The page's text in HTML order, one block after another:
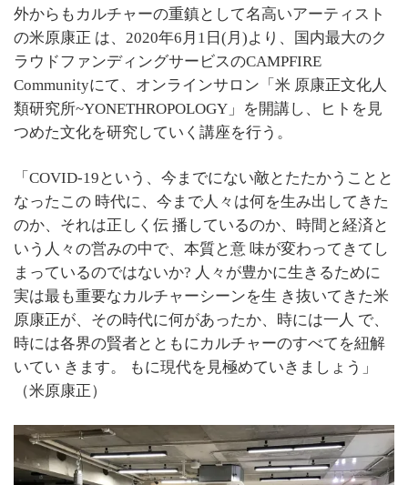
外からもカルチャーの重鎮として名高いアーティスト
の米原康正 は、2020年6月1日(月)より、国内最大のク
ラウドファンディングサービスのCAMPFIRE
Communityにて、オンラインサロン「米 原康正文化人
類研究所~YONETHROPOLOGY」を開講し、ヒトを見
つめた文化を研究していく講座を行う。
「COVID-19という、今までにない敵とたたかうことと
なったこの 時代に、今まで人々は何を生み出してきた
のか、それは正しく伝 播しているのか、時間と経済と
いう人々の営みの中で、本質と意 味が変わってきてし
まっているのではないか? 人々が豊かに生きるために
実は最も重要なカルチャーシーンを生 き抜いてきた米
原康正が、その時代に何があったか、時には一人 で、
時には各界の賢者とともにカルチャーのすべてを紐解
いてい きます。 もに現代を見極めていきましょう」
（米原康正）